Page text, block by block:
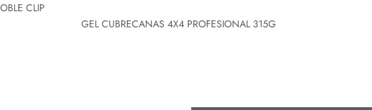
CLIP
GEL CUBRECANAS 4X4 PROFESIONAL 315G